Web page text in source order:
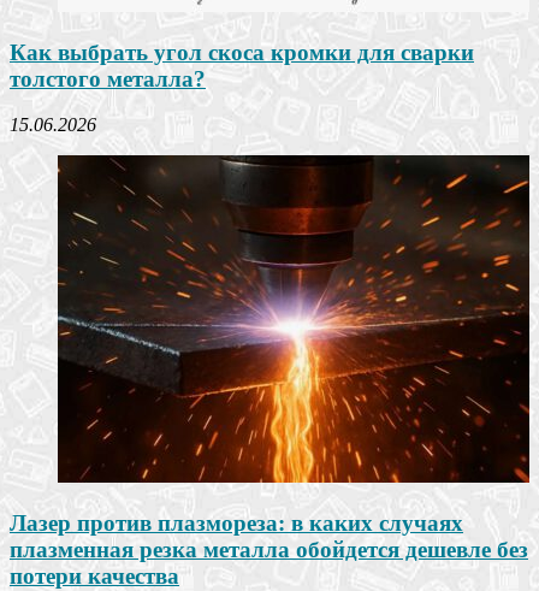
Как выбрать угол скоса кромки для сварки
толстого металла?
15.06.2026
Лазер против плазмореза: в каких случаях
плазменная резка металла обойдется дешевле без
потери качества